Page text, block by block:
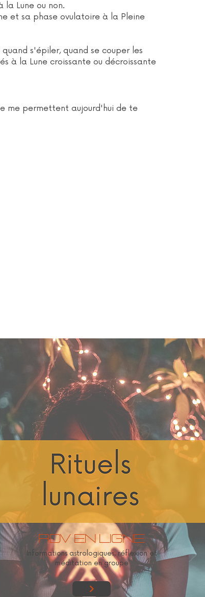
Lune ou non.
et sa phase ovulatoire à la Pleine
s'épiler, quand se couper les
à la Lune croissante ou décroissante
me permettent aujourd'hui de te
Rdv en ligne
Informations astrologiques, réflexion et
méditation en groupe